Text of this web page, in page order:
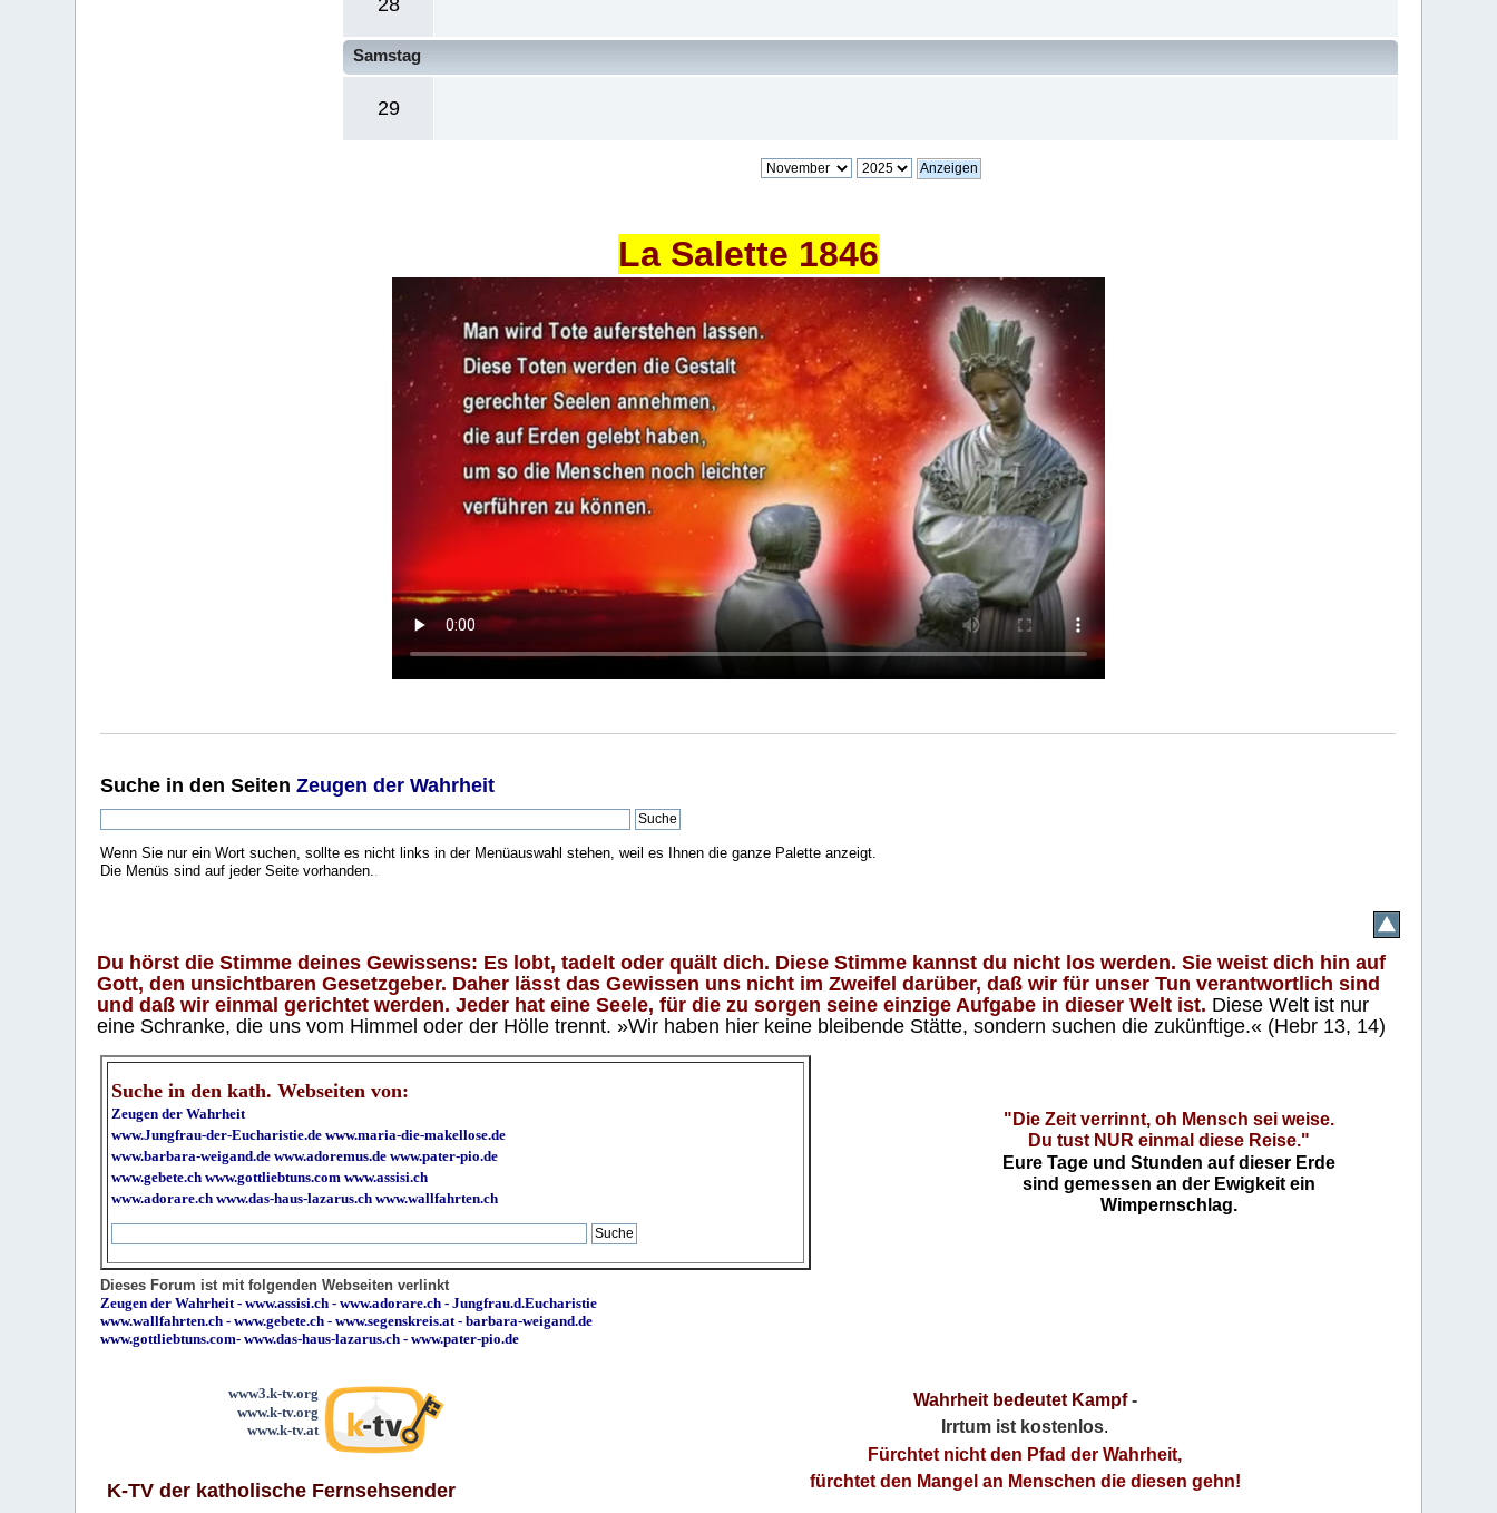
Samstag
29
La Salette 1846
Suche in den SeitenZeugen der Wahrheit
Wenn Sie nur ein Wort suchen, sollte es nicht links in der Menüauswahl stehen, weil es Ihnen die ganze Palette anzeigt.
Die Menüs sind auf jeder Seite vorhanden.
Du hörst die Stimme deines Gewissens: Es lobt, tadelt oder quält dich. Diese Stimme kannst du nicht los werden. Sie weist dich hin auf
Gott, den unsichtbaren Gesetzgeber. Daher lässt das Gewissen uns nicht im Zweifel darüber, daß wir für unser Tun verantwortlich sind
und daß wir einmal gerichtet werden. Jeder hat eine Seele, für die zu sorgen seine einzige Aufgabe in dieser Welt ist. Diese Welt ist nur
eine Schranke, die uns vom Himmel oder der Hölle trennt. »Wir haben hier keine bleibende Stätte, sondern suchen die zukünftige.« (Hebr 13, 14)
Suche in den kath. Webseiten von:
Zeugen der Wahrheit
www.Jungfrau-der-Eucharistie.de www.maria-die-makellose.de
www.barbara-weigand.de www.adoremus.de www.pater-pio.de
www.gebete.ch www.gottliebtuns.com www.assisi.ch
www.adorare.ch www.das-haus-lazarus.ch www.wallfahrten.ch
"Die Zeit verrinnt, oh Mensch sei weise.
Du tust NUR einmal diese Reise."
Eure Tage und Stunden auf dieser Erde
sind gemessen an der Ewigkeit ein
Wimpernschlag.
Dieses Forum ist mit folgenden Webseiten verlinkt
Zeugen der Wahrheit -www.assisi.ch -www.adorare.ch -Jungfrau.d.Eucharistie
www.wallfahrten.ch -www.gebete.ch -www.segenskreis.at -barbara-weigand.de
www.gottliebtuns.com-www.das-haus-lazarus.ch - www.pater-pio.de
www3.k-tv.org
www.k-tv.org
www.k-tv.at
K-TV der katholische Fernsehsender
Wahrheit bedeutet Kampf-
Irrtum ist kostenlos.
Fürchtet nicht den Pfad der Wahrheit,
fürchtet den Mangel an Menschen die diesen gehn!